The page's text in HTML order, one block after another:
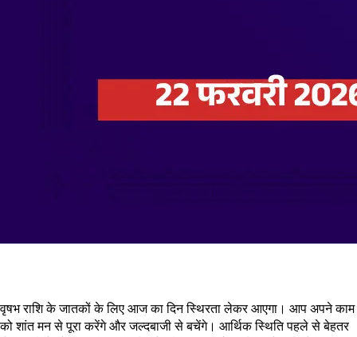
वृषभ राशि के जातकों के लिए आज का दिन स्थिरता लेकर आएगा। आप अपने काम
को शांत मन से पूरा करेंगे और जल्दबाजी से बचेंगे। आर्थिक स्थिति पहले से बेहतर